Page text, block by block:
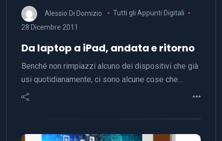
Alessio Di Domizio
Tutti gli Appunti Digitali
28 Dicembre 2011
Da laptop a iPad, andata e ritorno
Benché non rimpiazzi alcuno dei dispositivi che già
usi quotidianamente, ci sono alcune cose che…